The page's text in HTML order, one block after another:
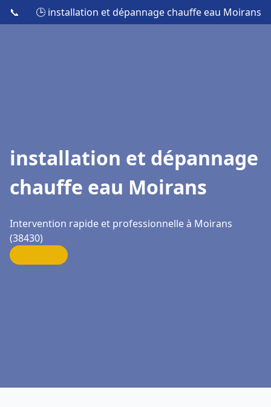
📞 🕒 installation et dépannage chauffe eau Moirans
installation et dépannage
chauffe eau Moirans
Intervention rapide et professionnelle à Moirans
(38430)